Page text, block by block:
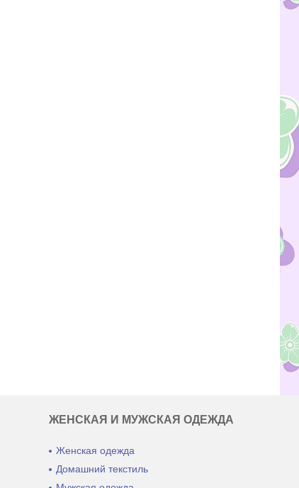
ЖЕНСКАЯ И МУЖСКАЯ ОДЕЖДА
Женская одежда
Домашний текстиль